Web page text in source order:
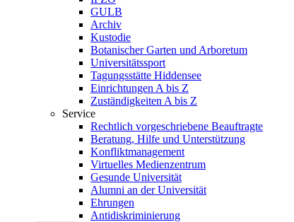
GULB
Archiv
Kustodie
Botanischer Garten und Arboretum
Universitätssport
Tagungsstätte Hiddensee
Einrichtungen A bis Z
Zuständigkeiten A bis Z
Service
Rechtlich vorgeschriebene Beauftragte
Beratung, Hilfe und Unterstützung
Konfliktmanagement
Virtuelles Medienzentrum
Gesunde Universität
Alumni an der Universität
Ehrungen
Antidiskriminierung